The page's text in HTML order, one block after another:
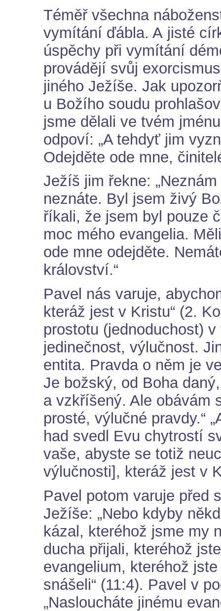
Téměř všechna
vymítání ďábla. A jisté
úspěchy při vymítání
provádějí svůj
jiného Ježíše. Jak
u Božího soudu
jsme dělali ve tvém
odpoví: „A tehdyť jim
Odejděte ode mne,
Ježíš jim řekne:
neznáte. Byl jsem živý
říkali, že jsem byl pouze
moc mého evangelia.
ode mne odejděte.
království.“
Pavel nás varuje,
kteráž jest v Kristu“ (2.
prostotu (jednoduchost)
jedinečnost, výlučnost.
entita. Pravda o něm je
Je božský, od Boha
a vzkříšený. Ale obávám
prosté, výlučné pravdy.“
had svedl Evu chytrostí
vaše, abyste se totiž
výlučnosti], kteráž jest v
Pavel potom varuje před
Ježíše: „Nebo kdyby
kázal, kteréhož jsme my
ducha přijali, kteréhož
evangelium, kteréhož
snášeli“ (11:4). Pavel v
„Nasloucháte jinému